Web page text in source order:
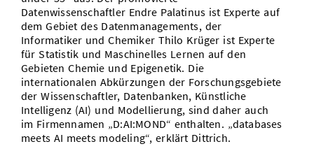
Datenwissenschaftler Endre Palatinus ist Experte auf
dem Gebiet des Datenmanagements, der
Informatiker und Chemiker Thilo Krüger ist Experte
für Statistik und Maschinelles Lernen auf den
Gebieten Chemie und Epigenetik. Die
internationalen Abkürzungen der Forschungsgebiete
der Wissenschaftler, Datenbanken, Künstliche
Intelligenz (AI) und Modellierung, sind daher auch
im Firmennamen „D:AI:MOND“ enthalten. „databases
meets AI meets modeling“, erklärt Dittrich.